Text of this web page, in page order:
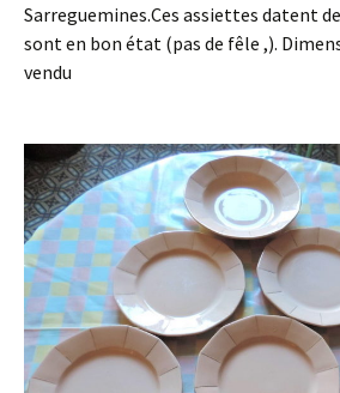
Sarreguemines.Ces assiettes datent
sont en bon état (pas de fêle ,).
vendu